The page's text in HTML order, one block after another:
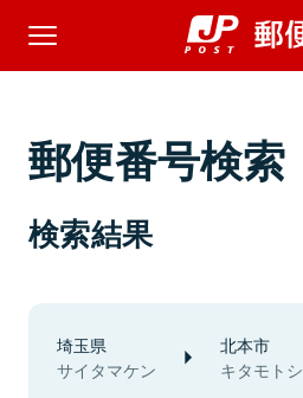
郵便番号検索
検索結果
埼玉県
サイタマケン
北本市
キタモトシ